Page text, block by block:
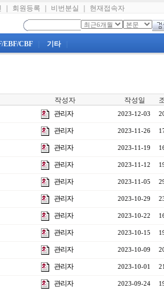
회원등록 비번분실 현재접속자
EBF/CBF 기타
작성자 작성일
관리자 2023-12-03
관리자 2023-11-26
관리자 2023-11-19
관리자 2023-11-12
관리자 2023-11-05
관리자 2023-10-29
관리자 2023-10-22
관리자 2023-10-15
관리자 2023-10-09
관리자 2023-10-01
관리자 2023-09-24